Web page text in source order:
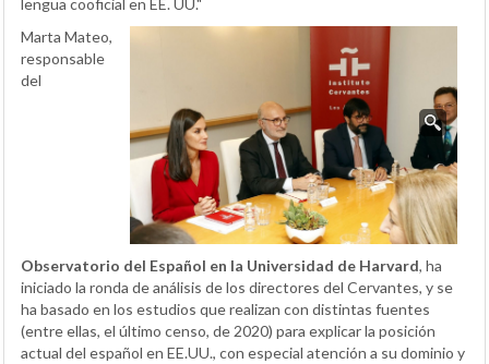
Marta Mateo,
responsable
del
Observatorio del Español en la Universidad de Harvard, ha
iniciado la ronda de análisis de los directores del Cervantes, y se
ha basado en los estudios que realizan con distintas fuentes
(entre ellas, el último censo, de 2020) para explicar la posición
actual del español en EE.UU., con especial atención a su dominio y